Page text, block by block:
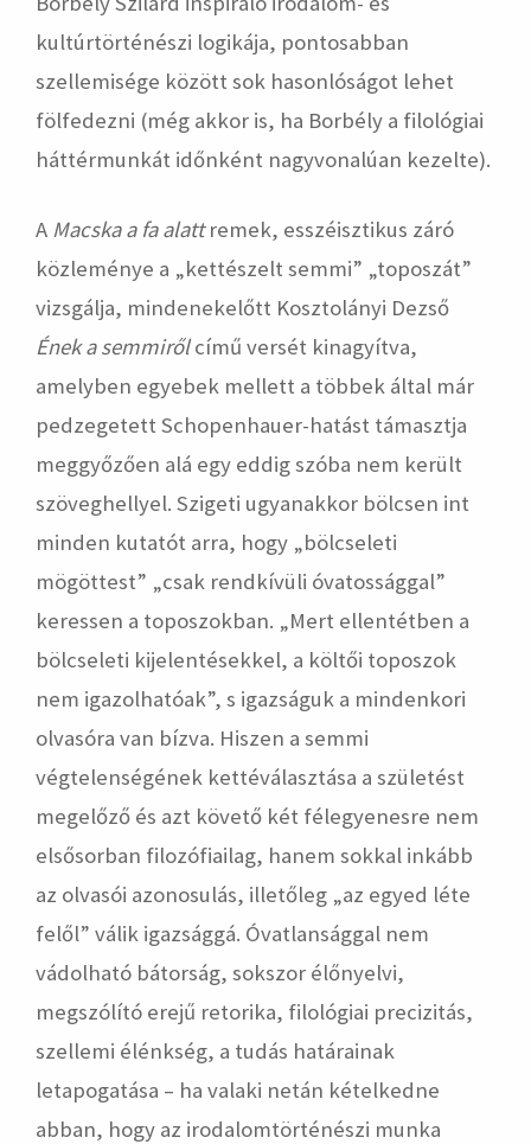
kultúrtörténészi logikája, pontosabban
szellemisége között sok hasonlóságot lehet
fölfedezni (még akkor is, ha Borbély a filológiai
háttérmunkát időnként nagyvonalúan kezelte).
A Macska a fa alattremek, esszéisztikus záró
közleménye a „kettészelt semmi” „toposzát”
vizsgálja, mindenekelőtt Kosztolányi Dezső
Ének a semmirőlcímű versét kinagyítva,
amelyben egyebek mellett a többek által már
pedzegetett Schopenhauer-hatást támasztja
meggyőzően alá egy eddig szóba nem került
szöveghellyel. Szigeti ugyanakkor bölcsen int
minden kutatót arra, hogy „bölcseleti
mögöttest” „csak rendkívüli óvatossággal”
keressen a toposzokban. „Mert ellentétben a
bölcseleti kijelentésekkel, a költői toposzok
nem igazolhatóak”, s igazságuk a mindenkori
olvasóra van bízva. Hiszen a semmi
végtelenségének kettéválasztása a születést
megelőző és azt követő két félegyenesre nem
elsősorban filozófiailag, hanem sokkal inkább
az olvasói azonosulás, illetőleg „az egyed léte
felől” válik igazsággá. Óvatlansággal nem
vádolható bátorság, sokszor élőnyelvi,
megszólító erejű retorika, filológiai precizitás,
szellemi élénkség, a tudás határainak
letapogatása – ha valaki netán kételkedne
abban, hogy az irodalomtörténészi munka